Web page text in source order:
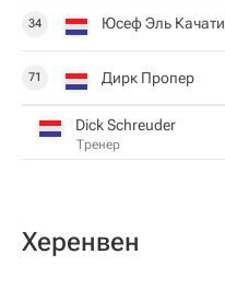
34 Юсеф Эль Качати
71 Дирк Пропер
Dick Schreuder
Тренер
Херенвен